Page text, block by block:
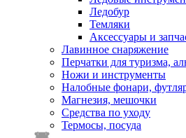
Ледобур
Темляки
Аксессуары и
Лавинное снаряжение
Перчатки для туризма,
Ножи и инструменты
Налобные фонари,
Магнезия, мешочки
Средства по уходу
Термосы, посуда